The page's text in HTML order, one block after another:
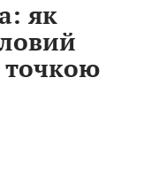
як
точкою